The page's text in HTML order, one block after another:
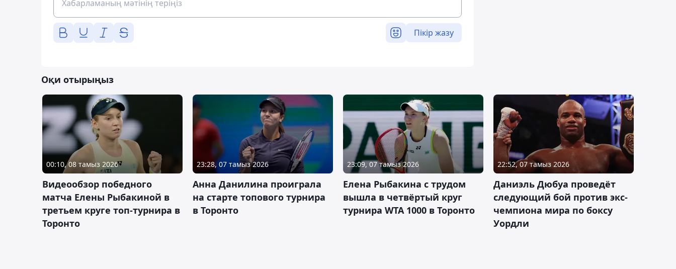
Пікір жазу
Оқи отырыңыз
00:10, 08 тамыз 2026
Видеообзор победного
матча Елены Рыбакиной в
третьем круге топ-турнира в
Торонто
23:28, 07 тамыз 2026
Анна Данилина проиграла
на старте топового турнира
в Торонто
23:09, 07 тамыз 2026
Елена Рыбакина с трудом
вышла в четвёртый круг
турнира WTA 1000 в Торонто
22:52, 07 тамыз 2026
Даниэль Дюбуа проведёт
следующий бой против экс-
чемпиона мира по боксу
Уордли